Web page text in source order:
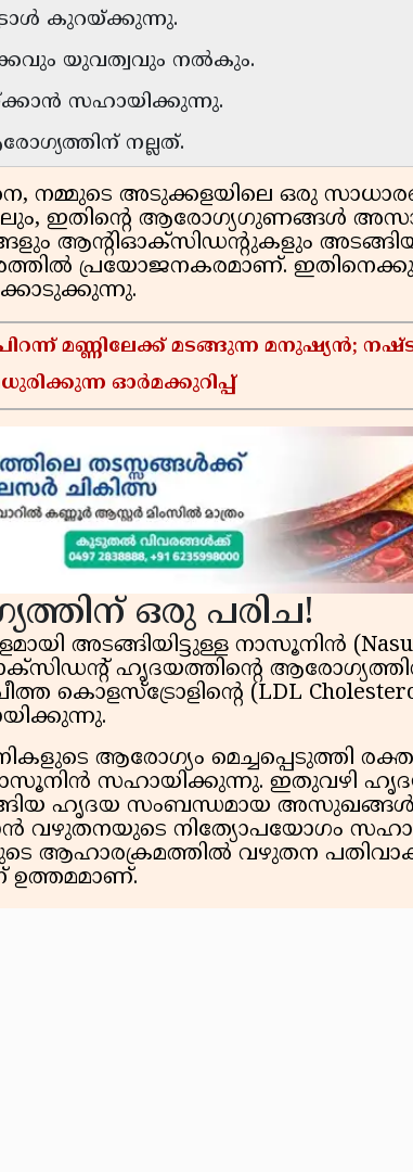
കുറയ്ക്കുന്നു.
യുവത്വവും നൽകും.
സഹായിക്കുന്നു.
നല്ലത്.
നമ്മുടെ അടുക്കളയിലെ ഒരു
ഇതിന്റെ ആരോഗ്യഗുണങ്ങൾ
ആന്റിഓക്സിഡന്റുകളും
പ്രയോജനകരമാണ്.
മണ്ണിലേക്ക് മടങ്ങുന്ന മനുഷ്യൻ;
ഓർമക്കുറിപ്പ്
ഒരു പരിച!
അടങ്ങിയിട്ടുള്ള നാസൂനിൻ
ഹൃദയത്തിന്റെ
കൊളസ്ട്രോളിന്റെ (LDL
ആരോഗ്യം മെച്ചപ്പെടുത്തി
സഹായിക്കുന്നു. ഇതുവഴി
ഹൃദയ സംബന്ധമായ അസുഖങ്ങൾ
വഴുതനയുടെ നിത്യോപയോഗം
ആഹാരക്രമത്തിൽ വഴുതന
ഉത്തമമാണ്.